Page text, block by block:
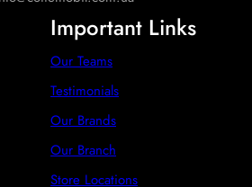
Important Links
Our Teams
Testimonials
Our Brands
Our Branch
Store Locations